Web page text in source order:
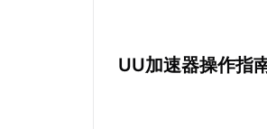
UU加速器操作指